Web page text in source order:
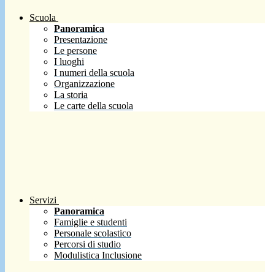
Scuola
Panoramica
Presentazione
Le persone
I luoghi
I numeri della scuola
Organizzazione
La storia
Le carte della scuola
Servizi
Panoramica
Famiglie e studenti
Personale scolastico
Percorsi di studio
Modulistica Inclusione